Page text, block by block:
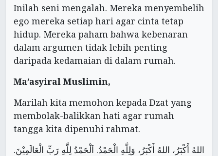
Inilah seni mengalah. Mereka menyembelih
ego mereka setiap hari agar cinta tetap
hidup. Mereka paham bahwa kebenaran
dalam argumen tidak lebih penting
daripada kedamaian di dalam rumah.
Ma’asyiral Muslimin,
Marilah kita memohon kepada Dzat yang
membolak-balikkan hati agar rumah
tangga kita dipenuhi rahmat.
اللهُ أَكْبَرُ، اللهُ أَكْبَرُ، وَلِلَّهِ الْحَمْدُ. اَلْحَمْدُ لِلَّهِ رَبِّ الْعَالَمِيْنَ.